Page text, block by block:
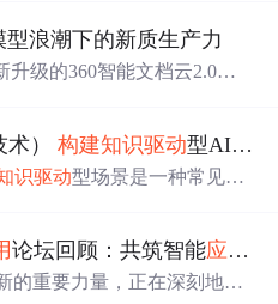
即时而准确的支持。360智
型，构建知识驱动的AI 应用
程系统。
言处理，AI已经渗透到我们
发展初期，人们对AI的理解
浪潮下的新质生产力
升级的360智能文档云2.0的
存智 一体”的核心在于整合企
如各类文件、音视频资料
存储服务，支持海量数据
全面的知识 库，为AI应用
术）构建知识驱动型AI智能体
识驱动型场景是一种常见的
提供全新的服务体验。相较
系统或进行大规模流程再造
论坛回顾：共筑智能应用
的重要力量，正在深刻地改